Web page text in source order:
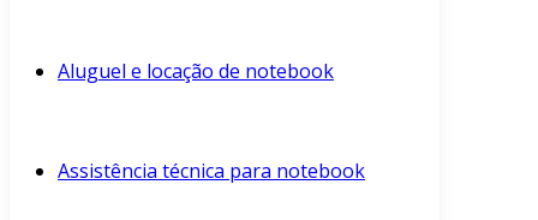
Aluguel e locação de notebook
Assistência técnica para notebook